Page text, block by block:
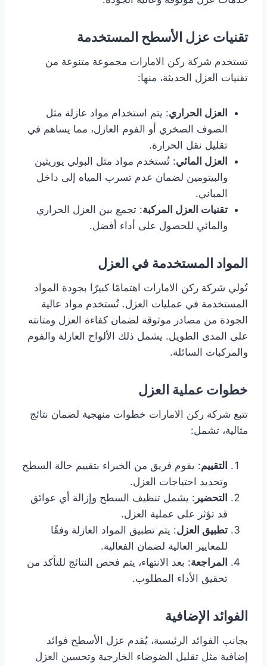
تقنيات عزل الأسطح المستخدمة
تستخدم شركة ركن الامارات مجموعة متنوعة من
تقنيات العزل الحديثة، منها:
العزل الحراري: يتم استخدام مواد عازلة مثل
الصوف الصخري أو الفوم العازل، مما يساهم في
تقليل نقل الحرارة.
العزل المائي: تُستخدم مواد مثل البولي يوريثين
والبيتومين لضمان عدم تسرب المياه إلى داخل
المباني.
تقنيات العزل المركبة: تجمع بين العزل الحراري
والمائي للحصول على أداء أفضل.
المواد المستخدمة في العزل
تُولي شركة ركن الامارات اهتمامًا كبيرًا بجودة المواد
المستخدمة في عمليات العزل. تُستخدم مواد عالية
الجودة من مصادر موثوقة لضمان كفاءة العزل ومتانته
على المدى الطويل. يشمل ذلك الألواح العازلة والفوم
والمركبات السائلة.
خطوات عملية العزل
تتبع شركة ركن الامارات خطوات منهجية لضمان نتائج
مثالية، تشمل:
التقييم: يقوم فريق من الخبراء بتقييم حالة السطح
وتحديد احتياجات العزل.
التحضير : يشمل تنظيف السطح وإزالة أي عوائق
قد تؤثر على عملية العزل.
تطبيق العزل: يتم تطبيق المواد العازلة وفقًا
للمعايير العالية لضمان الفعالية.
المراجعة: بعد الانتهاء، يتم فحص النتائج للتأكد من
تحقيق الأداء المطلوب.
الفوائد الإضافية
بجانب الفوائد الرئيسية، يُقدم عزل الأسطح فوائد
إضافية مثل تقليل الضوضاء الخارجية وتحسين العزل